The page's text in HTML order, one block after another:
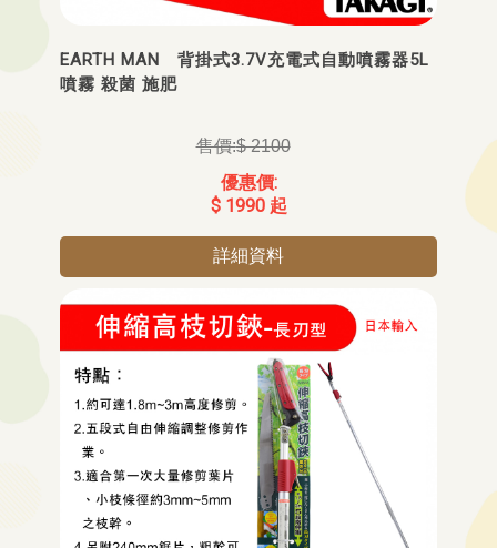
EARTH MAN 背掛式3.7V充電式自動噴霧器5L
噴霧 殺菌 施肥
$ 2100
$ 1990 起
詳細資料